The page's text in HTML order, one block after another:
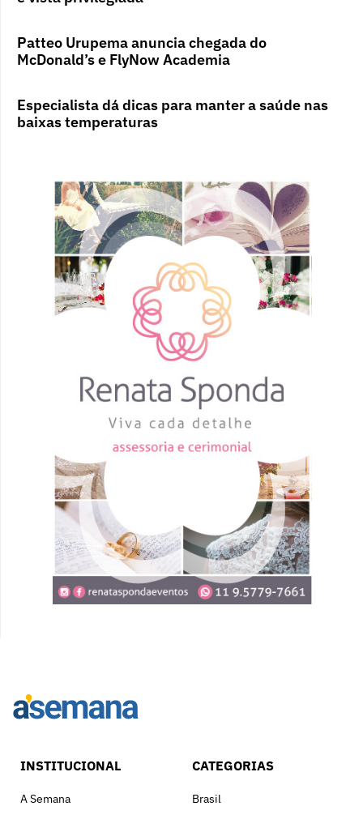
Patteo Urupema anuncia chegada do
McDonald’s e FlyNow Academia
Especialista dá dicas para manter a saúde nas
baixas temperaturas
INSTITUCIONAL
A Semana
CATEGORIAS
Brasil